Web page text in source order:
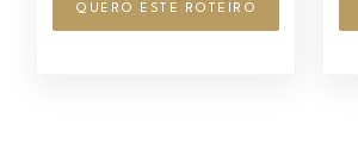
QUERO ESTE ROTEIRO